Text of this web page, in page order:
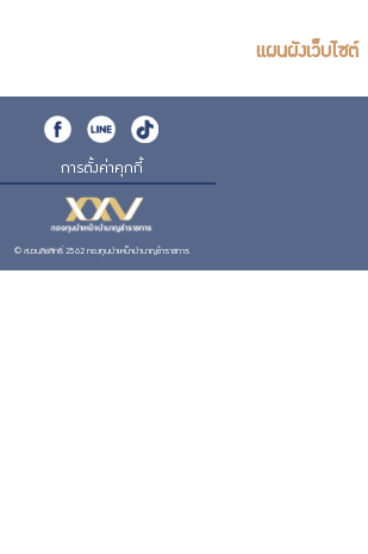
แผนผังเว็บไซต์
การตั้งค่าคุกกี้
© สงวนลิขสิทธิ์ 2562 กองทุนบำเหน็จบำนาญข้าราชการ